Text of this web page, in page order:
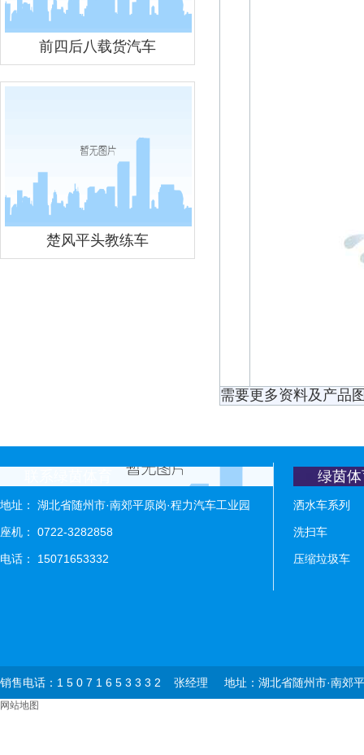
前四后八载货汽车
楚风平头教练车
需要更多资料及产品
地址： 湖北省随州市·南郊平原岗·程力汽车工业园
座机： 0722-3282858
电话： 15071653332
绿茵
洒水车系列
洗扫车
压缩垃圾车
销售电话：1 5 0 7 1 6 5 3 3 3 2 张经理 地址：湖北省随州市·南郊
网站地图